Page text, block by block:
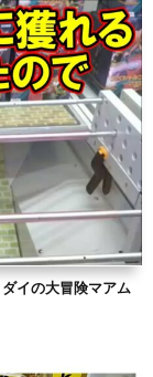
イの大冒険マアム